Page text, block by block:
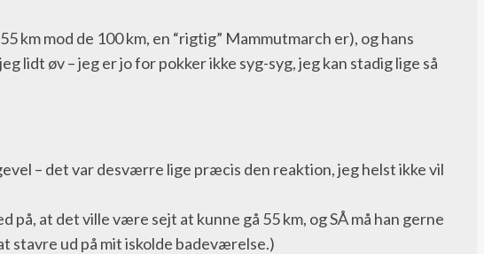
km mod de 100 km, en “rigtig” Mammutmarch er), og hans
lidt øv – jeg er jo for pokker ikke syg-syg, jeg kan stadig lige så
– det var desværre lige præcis den reaktion, jeg helst ikke vil
at det ville være sejt at kunne gå 55 km, og SÅ må han gerne
stavre ud på mit iskolde badeværelse.)